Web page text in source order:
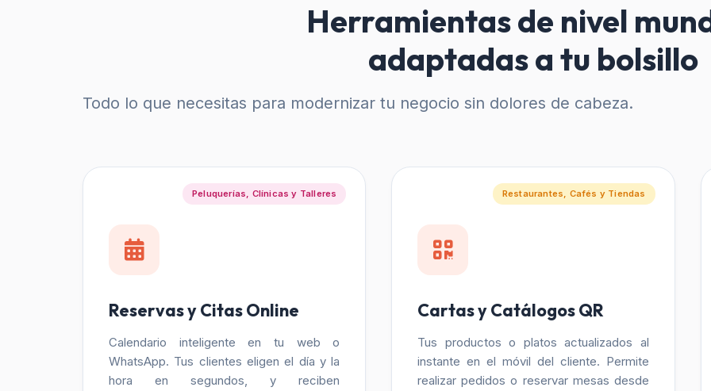
Herramientas de nivel
adaptadas a tu bolsillo
Todo lo que necesitas para modernizar tu negocio sin dolores de cabeza.
Peluquerías, Clínicas y Talleres
Reservas y Citas Online
Calendario inteligente en tu web o
WhatsApp. Tus clientes eligen el día y la
hora en segundos, y reciben
Restaurantes, Cafés y Tiendas
Cartas y Catálogos QR
Tus productos o platos actualizados al
instante en el móvil del cliente. Permite
realizar pedidos o reservar mesas desde